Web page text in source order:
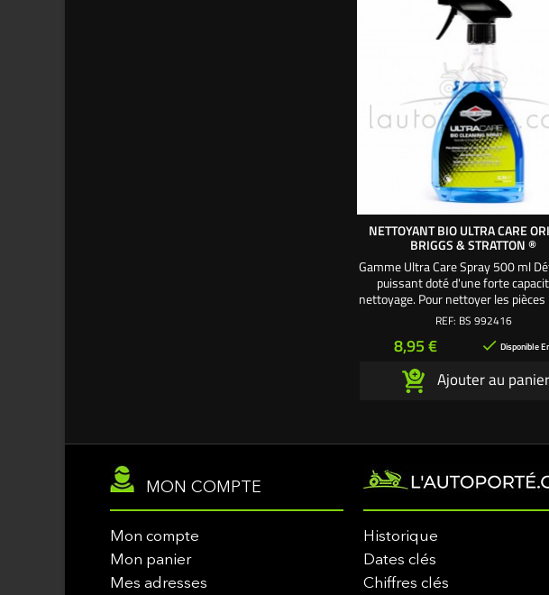
NETTOYANT BIO ULTRA CARE
BRIGGS & STRATTON ®
Gamme Ultra Care Spray 500 ml
puissant doté d'une forte
nettoyage. Pour nettoyer les pièces
la carrosserie, les plastiques, les
REF: BS 992416
Prix
8,95 €  Disponible
Ajouter au panier
MON COMPTE
Mon compte
Mon panier
Mes adresses
Historique
Dates clés
Chiffres clés